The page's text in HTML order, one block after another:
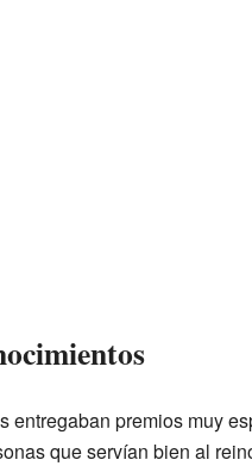
entregaban premios muy
que servían bien al